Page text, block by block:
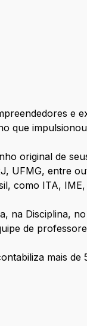
e
que
original de
UFMG, entre
como ITA,
na Disciplina,
de
mais de